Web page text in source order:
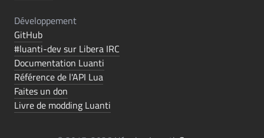
Développement
GitHub
#luanti-dev sur Libera IRC
Documentation Luanti
Référence de l'API Lua
Faites un don
Livre de modding Luanti